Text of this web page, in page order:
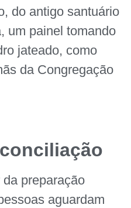
do antigo santuário
um painel tomando
jateado, como
da Congregação
preparação
aguardam